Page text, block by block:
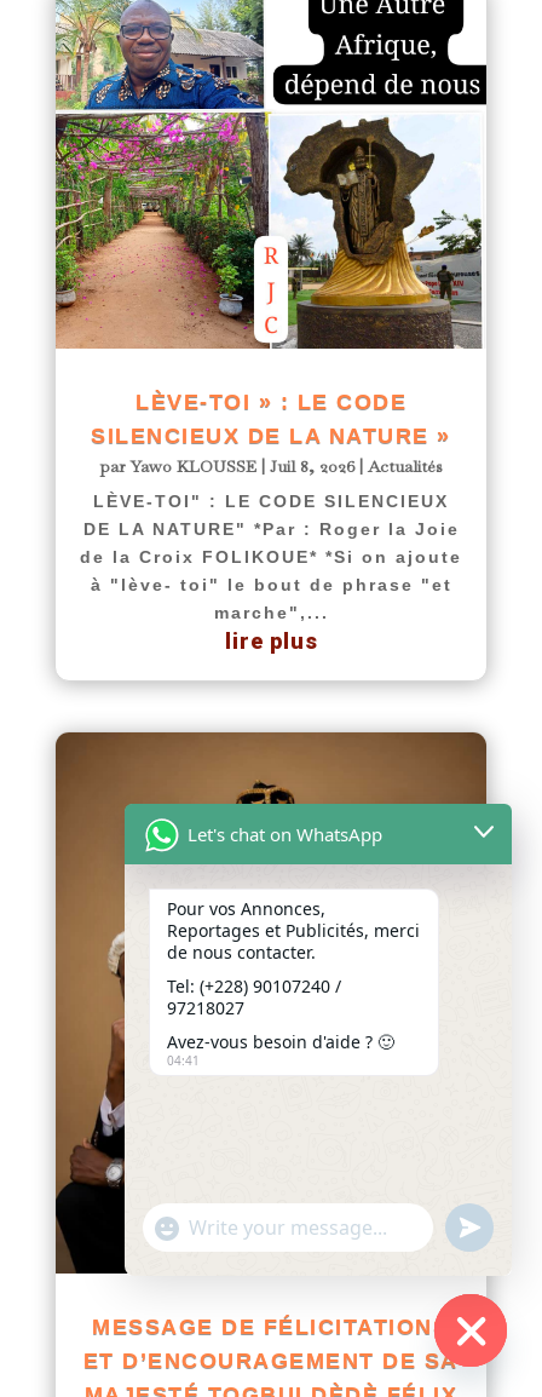
LÈVE-TOI » : LE CODE
SILENCIEUX DE LA NATURE »
parYawo KLOUSSE| Juil 8, 2026|Actualités
LÈVE-TOI" : LE CODE SILENCIEUX
DE LA NATURE" *Par : Roger la Joie
de la Croix FOLIKOUE* *Si on ajoute
à "lève- toi" le bout de phrase "et
marche",...
lire plus
MESSAGE DE FÉLICITATIONS
ET D’ENCOURAGEMENT DE SA
Let's chat on WhatsApp
Pour vos Annonces,
Reportages et Publicités, merci
de nous contacter.
Tel: (+228) 90107240 /
97218027
Avez-vous besoin d'aide ? 🙂
04:41
"+chaty_settings.lang.emoji_picker+"
WhatsApp
undefined